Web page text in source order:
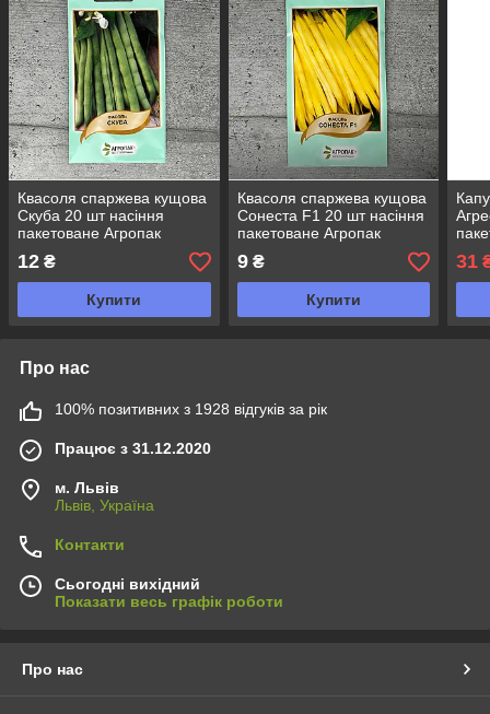
Квасоля спаржева кущова
Скуба 20 шт насіння
пакетоване Агропак
12 ₴
Купити
Квасоля спаржева кущова
Сонеста F1 20 шт насіння
пакетоване Агропак
9₴
Купити
31
Про нас
100% позитивних з 1928 відгуків за рік
Працює з 31.12.2020
м. Львів
Львів, Україна
Контакти
Сьогодні вихідний
Показати весь графік роботи
Про нас